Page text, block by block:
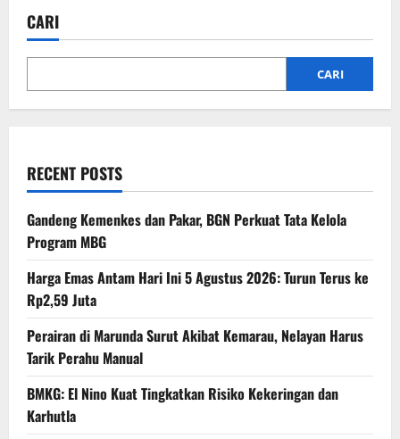
CARI
CARI
RECENT POSTS
Gandeng Kemenkes dan Pakar, BGN Perkuat Tata Kelola
Program MBG
Harga Emas Antam Hari Ini 5 Agustus 2026: Turun Terus ke
Rp2,59 Juta
Perairan di Marunda Surut Akibat Kemarau, Nelayan Harus
Tarik Perahu Manual
BMKG: El Nino Kuat Tingkatkan Risiko Kekeringan dan
Karhutla